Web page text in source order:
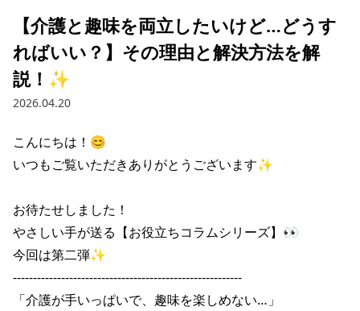
【介護と趣味を両立したいけど…どうす
ればいい？】その理由と解決方法を解
説！✨
2026.04.20
こんにちは！😊
いつもご覧いただきありがとうございます✨
お待たせしました！
やさしい手が送る【お役立ちコラムシリーズ】👀
今回は第二弾✨
---------------------------------------------------------
「介護が手いっぱいで、趣味を楽しめない…」